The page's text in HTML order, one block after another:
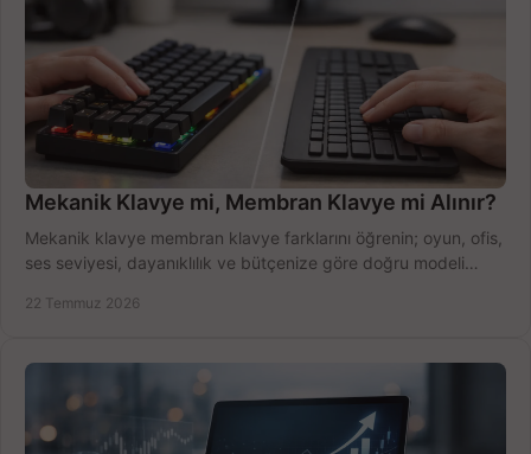
Mekanik Klavye mi, Membran Klavye mi Alınır?
Mekanik klavye membran klavye farklarını öğrenin; oyun, ofis,
ses seviyesi, dayanıklılık ve bütçenize göre doğru modeli
22 Temmuz 2026